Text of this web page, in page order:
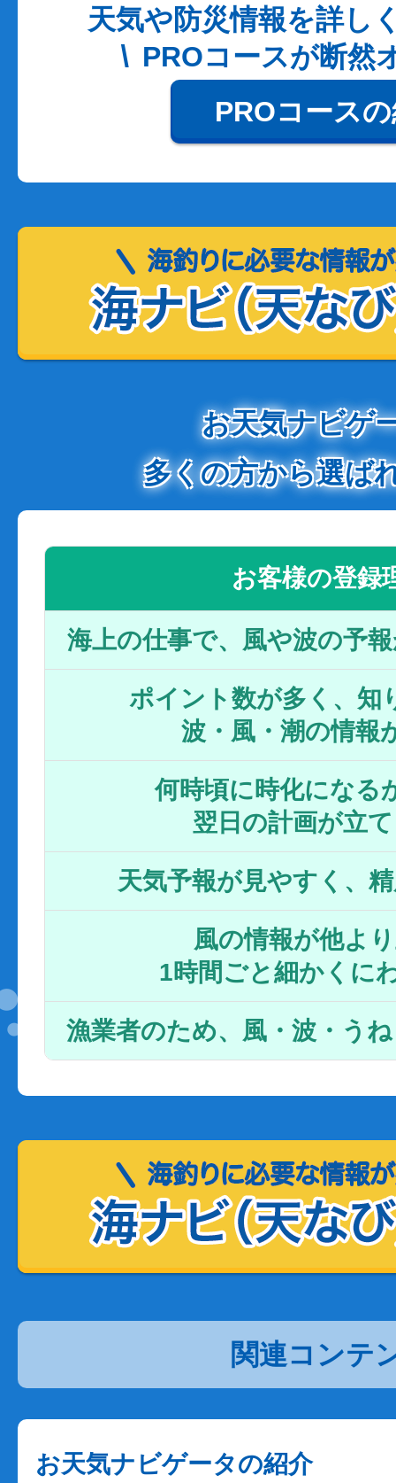
天気や防災情報を詳し
PROコースが断然
PROコース
お天気ナビゲ
多くの方から選ば
お客様の登録
海上の仕事で、風や波の予
ポイント数が多く、知
波・風・潮の情報
何時頃に時化になる
翌日の計画が立
天気予報が見やすく、
風の情報が他よ
1時間ごと細かくに
漁業者のため、風・波・う
関連コンテ
お天気ナビゲータの紹介